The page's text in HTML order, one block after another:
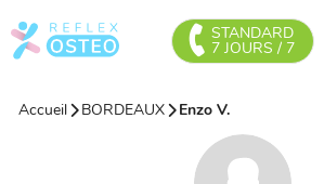
STANDARD
7 JOURS / 7
Accueil BORDEAUX Enzo V.